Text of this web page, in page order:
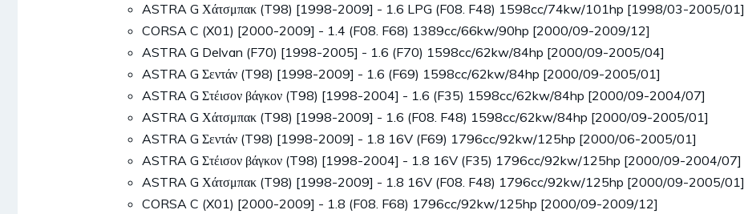
ASTRA G Χάτσμπακ (T98) [1998-2009] - 1.6 LPG (F08. F48) 1598cc/74kw/101hp [1998/03-2005/01]
CORSA C (X01) [2000-2009] - 1.4 (F08. F68) 1389cc/66kw/90hp [2000/09-2009/12]
ASTRA G Delvan (F70) [1998-2005] - 1.6 (F70) 1598cc/62kw/84hp [2000/09-2005/04]
ASTRA G Σεντάν (T98) [1998-2009] - 1.6 (F69) 1598cc/62kw/84hp [2000/09-2005/01]
ASTRA G Στέισον βάγκον (T98) [1998-2004] - 1.6 (F35) 1598cc/62kw/84hp [2000/09-2004/07]
ASTRA G Χάτσμπακ (T98) [1998-2009] - 1.6 (F08. F48) 1598cc/62kw/84hp [2000/09-2005/01]
ASTRA G Σεντάν (T98) [1998-2009] - 1.8 16V (F69) 1796cc/92kw/125hp [2000/06-2005/01]
ASTRA G Στέισον βάγκον (T98) [1998-2004] - 1.8 16V (F35) 1796cc/92kw/125hp [2000/09-2004/07]
ASTRA G Χάτσμπακ (T98) [1998-2009] - 1.8 16V (F08. F48) 1796cc/92kw/125hp [2000/09-2005/01]
CORSA C (X01) [2000-2009] - 1.8 (F08. F68) 1796cc/92kw/125hp [2000/09-2009/12]